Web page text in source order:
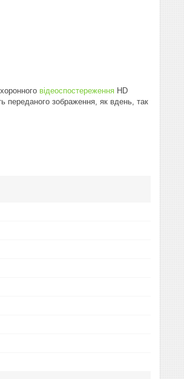
відеоспостереження HD
переданого зображення, як вдень, так